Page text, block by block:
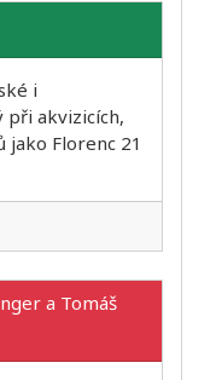
i
akvizicích,
Florenc 21
a Tomáš